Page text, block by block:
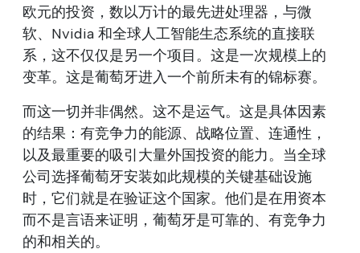
欧元的投资，数以万计的最先进处理器，与微
软、Nvidia 和全球人工智能生态系统的直接联
系，这不仅仅是另一个项目。这是一次规模上的
变革。这是葡萄牙进入一个前所未有的锦标赛。
而这一切并非偶然。这不是运气。这是具体因素
的结果：有竞争力的能源、战略位置、连通性，
以及最重要的吸引大量外国投资的能力。当全球
公司选择葡萄牙安装如此规模的关键基础设施
时，它们就是在验证这个国家。他们是在用资本
而不是言语来证明，葡萄牙是可靠的、有竞争力
的和相关的。